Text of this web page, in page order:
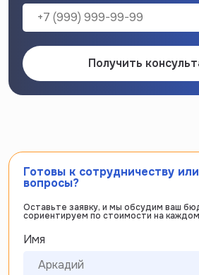
Получить
Готовы к сотрудничеству
вопросы?
Оставьте заявку, и мы обсудим ваш
сориентируем по стоимости на
Имя